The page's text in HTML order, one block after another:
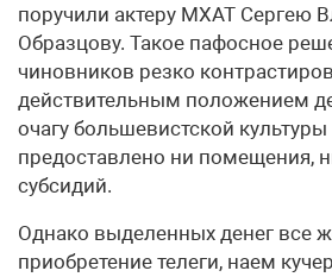
поручили актеру МХАТ Сергею
Образцову. Такое пафосное
чиновников резко
действительным положением
очагу большевистской
предоставлено ни помещения,
субсидий.
Однако выделенных денег все
приобретение телеги, наем